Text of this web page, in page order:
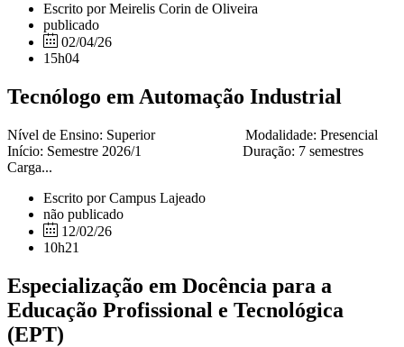
Escrito por Meirelis Corin de Oliveira
publicado
02/04/26
15h04
Tecnólogo em Automação Industrial
Nível de Ensino: Superior Modalidade: Presencial
Início: Semestre 2026/1 Duração: 7 semestres
Carga...
Escrito por Campus Lajeado
não publicado
12/02/26
10h21
Especialização em Docência para a
Educação Profissional e Tecnológica
(EPT)